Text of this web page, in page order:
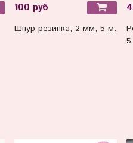
100 руб
Шнур резинка, 2 мм, 5 м.